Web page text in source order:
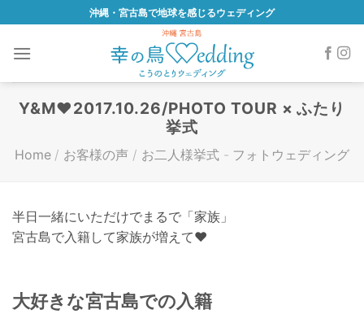
to
content
沖縄・宮古島で地球を感じるウェディング
Y&M♥2017.10.26/PHOTO TOUR × ふたり
挙式
Home / お客様の声 / お二人様挙式 - フォトウェディング
半日一緒にいただけでまるで「家族」
宮古島で入籍して家族が増えて♥
大好きな宮古島での入籍